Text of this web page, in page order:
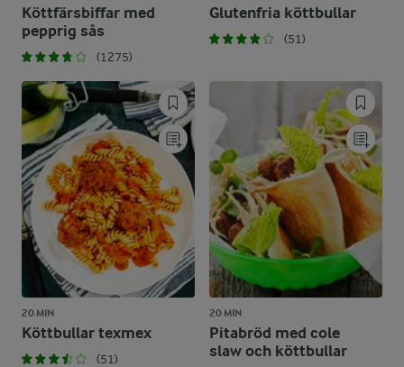
Köttfärsbiffar med
pepprig sås
(1275)
Glutenfria köttbullar
(51)
20 MIN
Köttbullar texmex
(51)
20 MIN
Pitabröd med cole
slaw och köttbullar